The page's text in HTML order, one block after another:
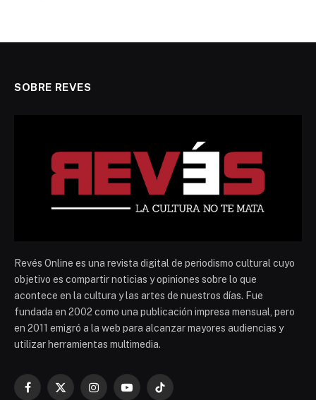
SOBRE REVES
Revés Online es una revista digital de periodismo cultural cuyo
objetivo es compartir noticias y opiniones sobre lo que
acontece en la cultura y las artes de nuestros días. Fue
fundada en 2002 como una publicación impresa mensual, pero
en 2011 emigró a la web para alcanzar mayores audiencias y
utilizar herramientas multimedia.
Facebook
X
InstagramYouTubeTikTok